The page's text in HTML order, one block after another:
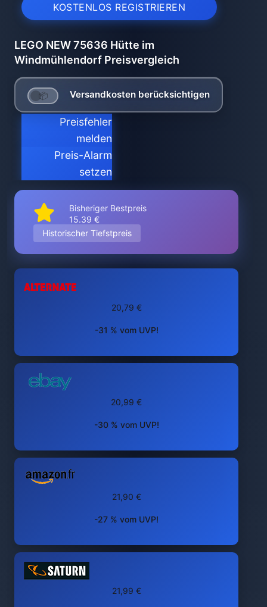
KOSTENLOS REGISTRIEREN
LEGO NEW 75636 Hütte im
Windmühlendorf Preisvergleich
Versandkosten berücksichtigen
Preisfehler
melden
Preis-Alarm
setzen
Bisheriger Bestpreis
15.39 €
Historischer Tiefstpreis
20,79 €
-31 % vom UVP!
20,99 €
-30 % vom UVP!
21,90 €
-27 % vom UVP!
21,99 €